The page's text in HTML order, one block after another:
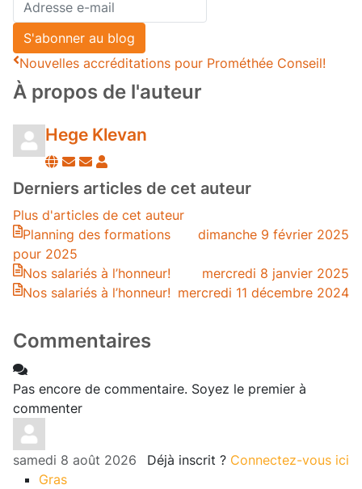
e-
mail
S'abonner au blog
Nouvelles accréditations pour Prométhée Conseil!
À propos de l'auteur
Hege Klevan
Suivre
blogueur
Se
désabonner
des
publications
de
Hege
Klevan
Derniers articles de cet auteur
Plus d'articles de cet auteur
dimanche 9 février 2025
Planning des formations
pour 2025
mercredi 8 janvier 2025
Nos salariés à l’honneur!
mercredi 11 décembre 2024
Nos salariés à l’honneur!
Commentaires
Pas encore de commentaire. Soyez le premier à
commenter
Déjà inscrit ? Connectez-vous ici
samedi 8 août 2026
Gras